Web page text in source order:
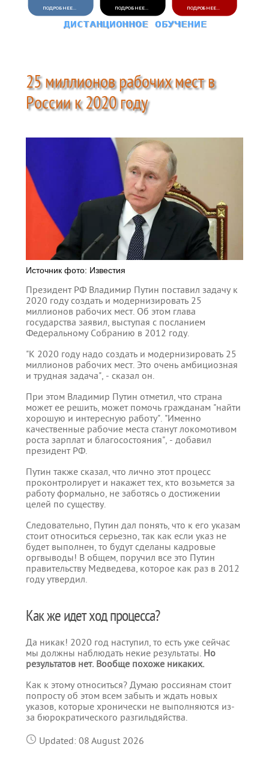
25 миллионов рабочих мест в
России к 2020 году
Источник фото: Известия
Президент РФ Владимир Путин поставил задачу к
2020 году создать и модернизировать 25
миллионов рабочих мест. Об этом глава
государства заявил, выступая с посланием
Федеральному Собранию в 2012 году.
"К 2020 году надо создать и модернизировать 25
миллионов рабочих мест. Это очень амбициозная
и трудная задача", - сказал он.
При этом Владимир Путин отметил, что страна
может ее решить, может помочь гражданам "найти
хорошую и интересную работу". "Именно
качественные рабочие места станут локомотивом
роста зарплат и благосостояния", - добавил
президент РФ.
Путин также сказал, что лично этот процесс
проконтролирует и накажет тех, кто возьмется за
работу формально, не заботясь о достижении
целей по существу.
Следовательно, Путин дал понять, что к его указам
стоит относиться серьезно, так как если указ не
будет выполнен, то будут сделаны кадровые
оргвыводы! В общем, поручил все это Путин
правительству Медведева, которое как раз в 2012
году утвердил.
Как же идет ход процесса?
Да никак! 2020 год наступил, то есть уже сейчас
мы должны наблюдать некие результаты. Но
результатов нет. Вообще похоже никаких.
Как к этому относиться? Думаю россиянам стоит
попросту об этом всем забыть и ждать новых
указов, которые хронически не выполняются из-
за бюрократического разгильдяйства.
Updated: 08 August 2026